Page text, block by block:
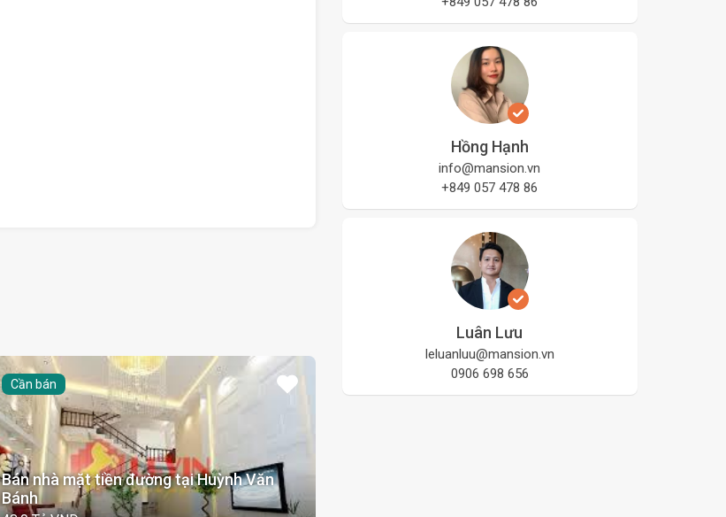
Cần bán
Bán nhà mặt tiền đường tại Huỳnh Văn
Bánh
Hồng Hạnh
info@mansion.vn
+849 057 478 86
Luân Lưu
leluanluu@mansion.vn
0906 698 656